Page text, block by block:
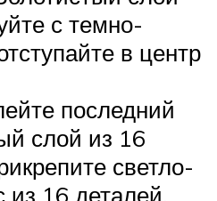
с темно-
в центр
последний
слой из 16
светло-
из 16 деталей,